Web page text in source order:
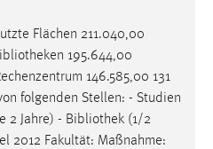
Flächen 211.040,00
195.644,00
146.585,00 131
folgenden Stellen: - Studien
2 Jahre) - Bibliothek (1/2
2012 Fakultät: Maßnahme: